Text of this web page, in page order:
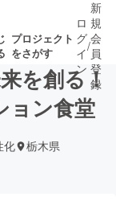
プロジェクト
をさがす
近いプ
されます
ロ
グ
イ
ン
/
新
規
会
員
登
録
を創る！
ョン食堂
化 栃木県